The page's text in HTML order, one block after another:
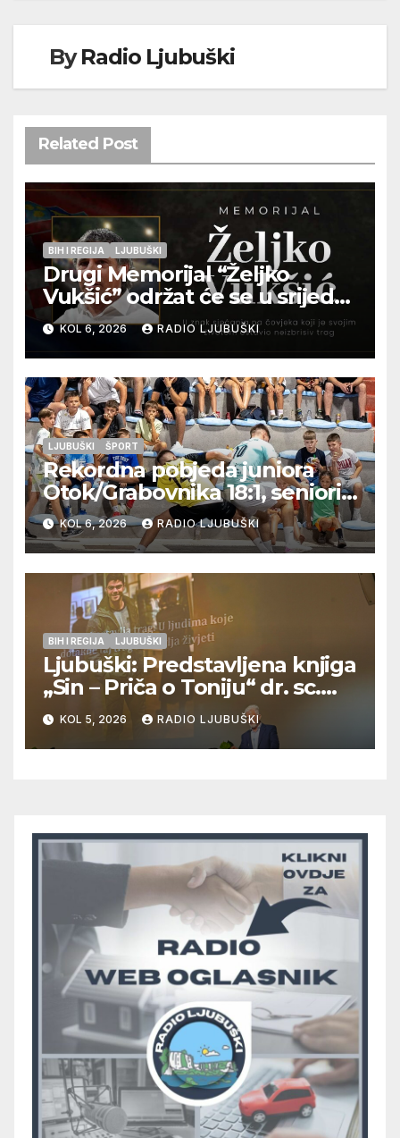
ByRadio Ljubuški
Related Post
BIH I REGIJA LJUBUŠKI
Drugi Memorijal “Željko
Vukšić” održat će se u srijedu
12. kolovoza u Otoku
KOL 6, 2026 RADIO LJUBUŠKI
LJUBUŠKI ŠPORT
Rekordna pobjeda juniora
Otok/Grabovnika 18:1, seniori
Pregrađa u četvrtfinalu,
Veljaci i Cerno/Crnopod u
doigravanju, Grljevići završili
natjecanje
KOL 6, 2026 RADIO LJUBUŠKI
BIH I REGIJA LJUBUŠKI
Ljubuški: Predstavljena knjiga
„Sin – Priča o Toniju“ dr. sc.
Zdenka Hercega
KOL 5, 2026 RADIO LJUBUŠKI